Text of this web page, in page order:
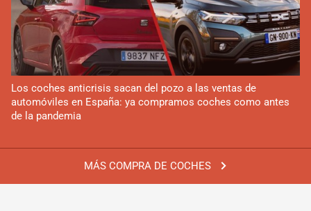
MÁS COMPRA DE COCHES
Los coches anticrisis sacan del pozo a las ventas de
automóviles en España: ya compramos coches como antes
de la pandemia